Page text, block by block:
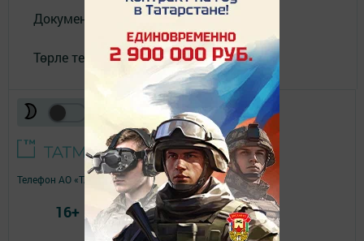
Документлар
Төрле темалар
Телефон АО «ТАТМЕДИА»:(843) 222 09 84
16+